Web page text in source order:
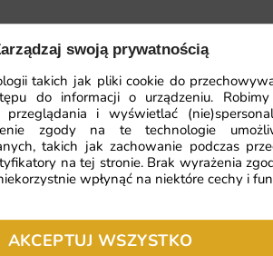
swoją prywatnością
takich jak pliki cookie do
do informacji o urządzeniu.
i wyświetlać
zgody na te technologie
takich jak zachowanie podczas
na tej stronie. Brak wyrażenia
wpłynąć na niektóre cechy i
AKCEPTUJ WSZYSTKO
fototapetę? / Jak
inny kolor na telefonie
Jak sprawdzić